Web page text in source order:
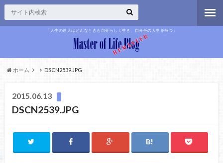
「人生の達人はどんなときも自分らしく生き、自分色の人生を持つ」
ホーム DSCN2539.JPG
2015.06.13
DSCN2539.JPG